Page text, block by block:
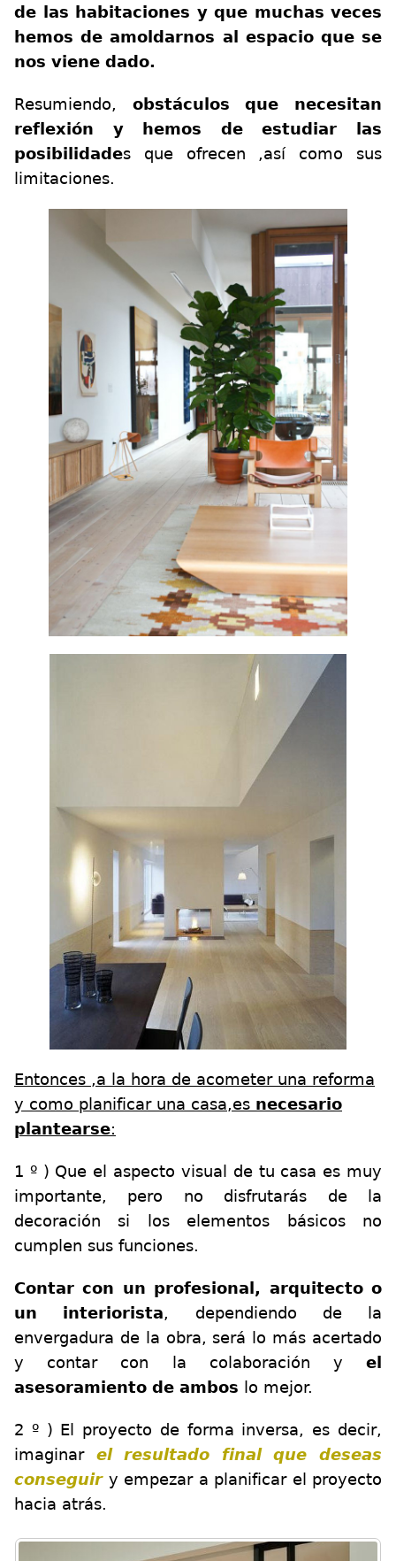
de las habitaciones y que muchas veces
hemos de amoldarnos al espacio que se
nos viene dado.
Resumiendo, obstáculos que necesitan
reflexión y hemos de estudiar las
posibilidades que ofrecen ,así como sus
limitaciones.
Entonces ,a la hora de acometer una reforma
y como planificar una casa,es necesario
plantearse:
1 º ) Que el aspecto visual de tu casa es muy
importante, pero no disfrutarás de la
decoración si los elementos básicos no
cumplen sus funciones.
Contar con un profesional, arquitecto o
un interiorista, dependiendo de la
envergadura de la obra, será lo más acertado
y contar con la colaboración y el
asesoramiento de ambos lo mejor.
2 º ) El proyecto de forma inversa, es decir,
imaginar el resultado final que deseas
conseguir y empezar a planificar el proyecto
hacia atrás.